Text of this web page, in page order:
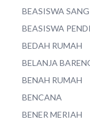
BEASISWA
BEASISWA
BEDAH RUMAH
BELANJA
BENAH RUMAH
BENCANA
BENER MERIAH